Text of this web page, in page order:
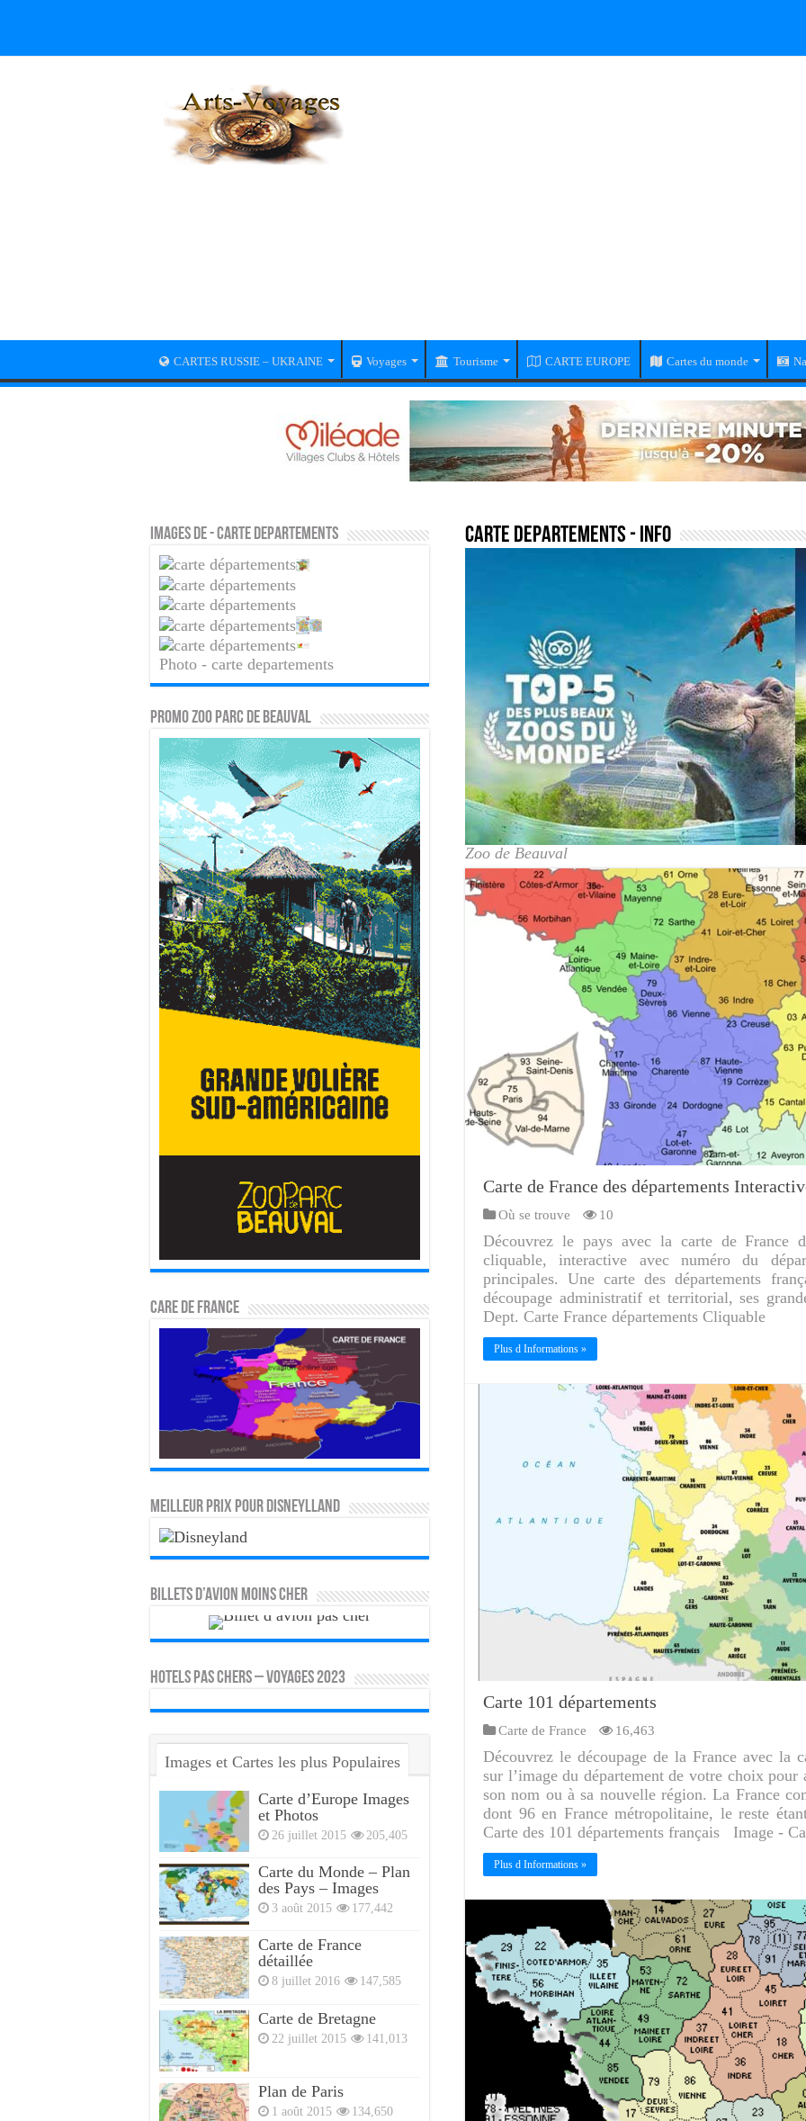
CARTES RUSSIE – UKRAINE Voyages Tourisme CARTE EUROPE Cartes du monde
carte departements - Info
Zoo de Beauval
Carte de France des départements
Où se trouve 10
Découvrez le pays avec la carte de France
cliquable, interactive avec numéro du
principales. Une carte des départements
découpage administratif et territorial, ses
Dept. Carte France départements Cliquable
Plus d Informations »
Carte 101 départements
Carte de France 16,463
Découvrez le découpage de la France avec la
sur l’image du département de votre choix
son nom ou à sa nouvelle région. La France
dont 96 en France métropolitaine, le reste
Carte des 101 départements français Image -
Plus d Informations »
Images de - carte departements
Photo - carte departements
PROMO ZOO PARC DE BEAUVAL
CARE DE FRANCE
MEILLEUR PRIX POUR DISNEYLLAND
Billets d’avion moins cher
HOTELS PAS CHERS – VOYAGES 2023
Images et Cartes les plus Populaires
Carte d’Europe Images
et Photos
26 juillet 2015 205,405
Carte du Monde – Plan
des Pays – Images
3 août 2015 177,442
Carte de France
détaillée
8 juillet 2016 147,585
Carte de Bretagne
22 juillet 2015 141,013
Plan de Paris
1 août 2015 134,650